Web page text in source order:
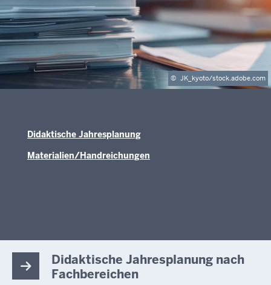
© JK_kyoto/stock.adobe.com
Didaktische Jahresplanung
Materialien/Handreichungen
Didaktische Jahresplanung nach
Fachbereichen